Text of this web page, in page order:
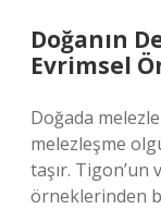
Doğanın
Evrimsel
Doğada
melezleşme
taşır. Tigon’un
örneklerinden